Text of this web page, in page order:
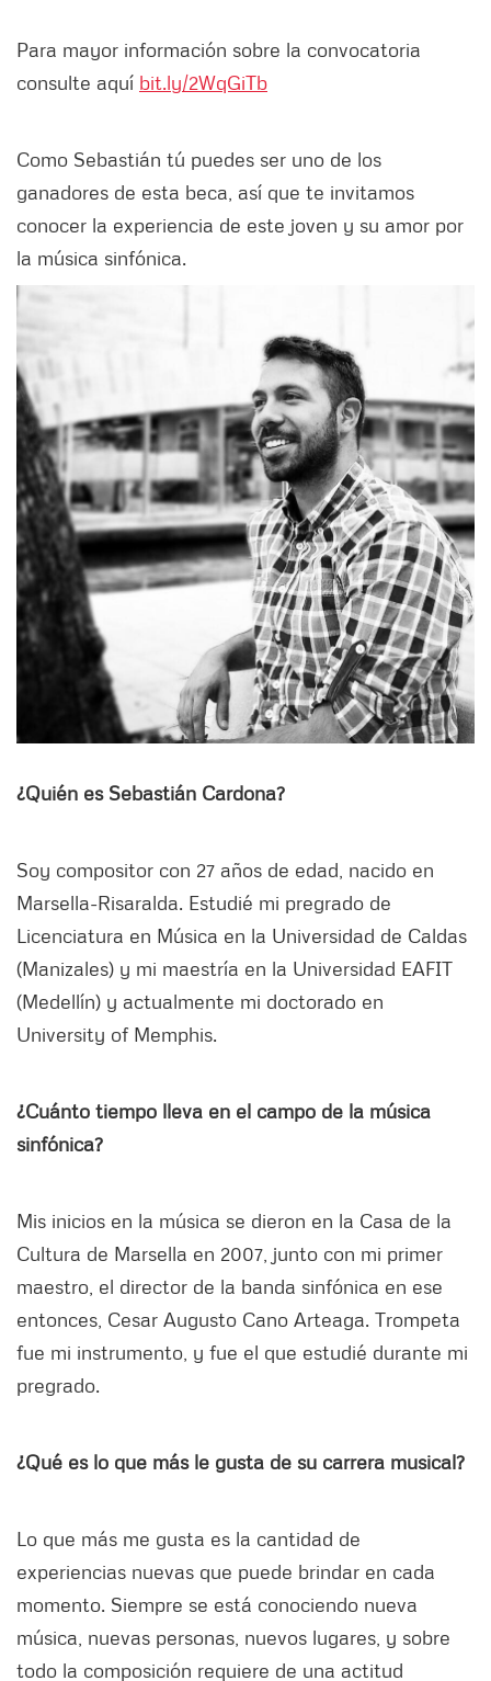
Para mayor información sobre la convocatoria
consulte aquí bit.ly/2WqGiTb
Como Sebastián tú puedes ser uno de los
ganadores de esta beca, así que te invitamos
conocer la experiencia de este joven y su amor por
la música sinfónica.
¿Quién es Sebastián Cardona?
Soy compositor con 27 años de edad, nacido en
Marsella-Risaralda. Estudié mi pregrado de
Licenciatura en Música en la Universidad de Caldas
(Manizales) y mi maestría en la Universidad EAFIT
(Medellín) y actualmente mi doctorado en
University of Memphis.
¿Cuánto tiempo lleva en el campo de la música
sinfónica?
Mis inicios en la música se dieron en la Casa de la
Cultura de Marsella en 2007, junto con mi primer
maestro, el director de la banda sinfónica en ese
entonces, Cesar Augusto Cano Arteaga. Trompeta
fue mi instrumento, y fue el que estudié durante mi
pregrado.
¿Qué es lo que más le gusta de su carrera musical?
Lo que más me gusta es la cantidad de
experiencias nuevas que puede brindar en cada
momento. Siempre se está conociendo nueva
música, nuevas personas, nuevos lugares, y sobre
todo la composición requiere de una actitud